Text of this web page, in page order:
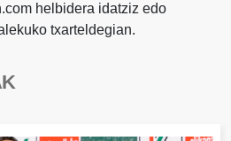
helbidera idatziz edo
txarteldegian.